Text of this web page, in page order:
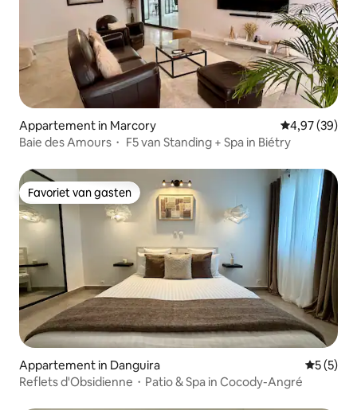
Appartement in Marcory Gemiddelde
4,97 (39)
Baie des Amours・ F5 van Standing + Spa in Biétry
Favoriet van gasten
Favoriet van gasten
Appartement in Danguira
5 (5)
Reflets d'Obsidienne・Patio & Spa in Cocody-Angré